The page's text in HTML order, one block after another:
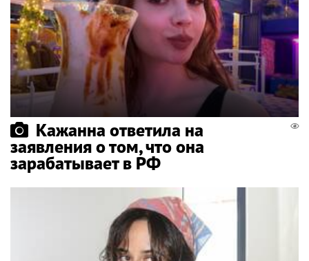
Кажанна ответила на
заявления о том, что она
зарабатывает в РФ